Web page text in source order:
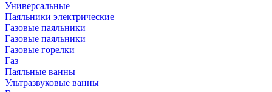
Универсальные
Паяльники электрические
Газовые паяльники
Газовые паяльники
Газовые горелки
Газ
Паяльные ванны
Ультразвуковые ванны